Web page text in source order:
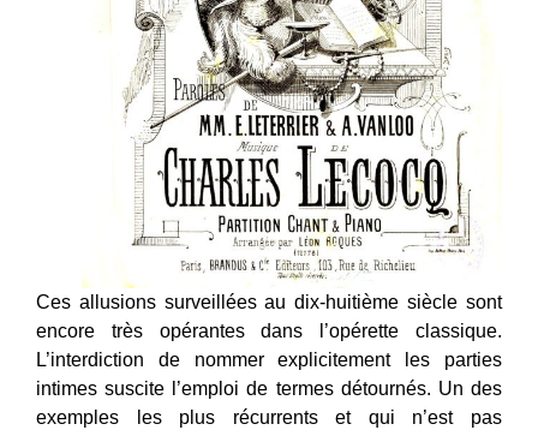
Ces allusions surveillées au dix-huitième siècle sont
encore très opérantes dans l’opérette classique.
L’interdiction de nommer explicitement les parties
intimes suscite l’emploi de termes détournés. Un des
exemples les plus récurrents et qui n’est pas